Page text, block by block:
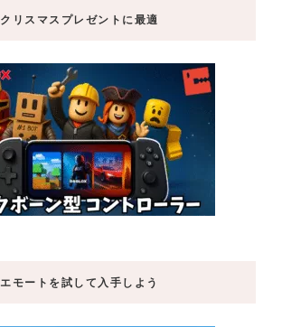
クリスマスプレゼントに最適
エモートを試して入手しよう